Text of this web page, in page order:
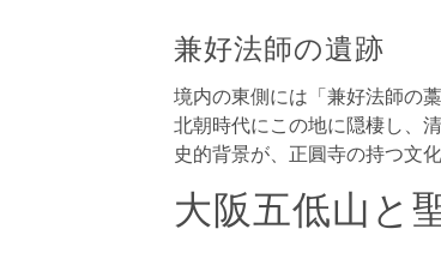
兼好法師の遺跡
境内の東側には「兼好法師の
北朝時代にこの地に隠棲し、
史的背景が、正圓寺の持つ文
大阪五低山と